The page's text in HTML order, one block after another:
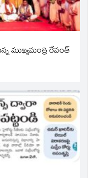
ముఖ్యమంత్రి రేవంత్